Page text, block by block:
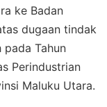
ke Badan
dugaan tindak
Tahun
Perindustrian
Maluku Utara.